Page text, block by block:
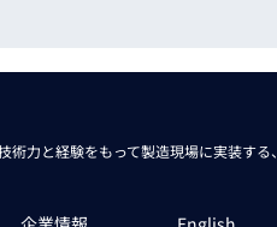
術力と経験をもって製造現場に実装する、